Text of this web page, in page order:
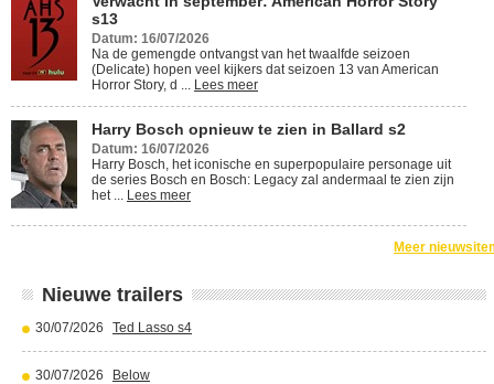
s13
Datum: 16/07/2026
Na de gemengde ontvangst van het twaalfde seizoen
(Delicate) hopen veel kijkers dat seizoen 13 van American
Horror Story, d ... Lees meer
Harry Bosch opnieuw te zien in Ballard s2
Datum: 16/07/2026
Harry Bosch, het iconische en superpopulaire personage uit
de series Bosch en Bosch: Legacy zal andermaal te zien zijn
het ... Lees meer
Meer
Nieuwe trailers
30/07/2026 Ted Lasso s4
30/07/2026 Below